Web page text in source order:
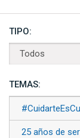
TIPO:
TEMAS:
25 años de